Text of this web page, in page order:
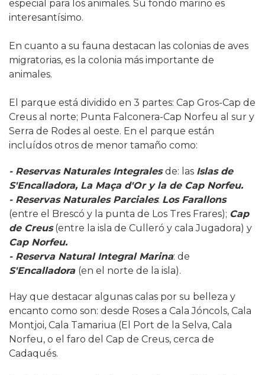
especial para los animales. Su fondo marino es
interesantísimo.
En cuanto a su fauna destacan las colonias de aves
migratorias, es la colonia más importante de
animales.
El parque está dividido en 3 partes: Cap Gros-Cap de
Creus al norte; Punta Falconera-Cap Norfeu al sur y
Serra de Rodes al oeste. En el parque están
incluídos otros de menor tamaño como:
- Reservas Naturales Integralesde: las Islas de
S'Encalladora, La Maça d'Or y la de Cap Norfeu.
- Reservas Naturales Parciales: Los Farallons
(entre el Brescó y la punta de Los Tres Frares); Cap
de Creus(entre la isla de Culleró y cala Jugadora) y
Cap Norfeu.
- Reserva Natural Integral Marina: de
S'Encalladora (en el norte de la isla).
Hay que destacar algunas calas por su belleza y
encanto como son: desde Roses a Cala Jóncols, Cala
Montjoi, Cala Tamariua (El Port de la Selva, Cala
Norfeu, o el faro del Cap de Creus, cerca de
Cadaqués.